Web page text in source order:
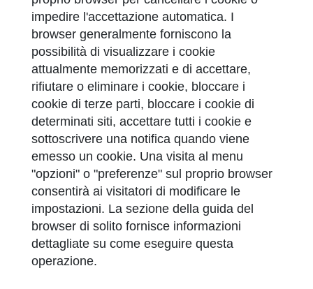
impedire l'accettazione automatica. I
browser generalmente forniscono la
possibilità di visualizzare i cookie
attualmente memorizzati e di accettare,
rifiutare o eliminare i cookie, bloccare i
cookie di terze parti, bloccare i cookie di
determinati siti, accettare tutti i cookie e
sottoscrivere una notifica quando viene
emesso un cookie. Una visita al menu
"opzioni" o "preferenze" sul proprio browser
consentirà ai visitatori di modificare le
impostazioni. La sezione della guida del
browser di solito fornisce informazioni
dettagliate su come eseguire questa
operazione.